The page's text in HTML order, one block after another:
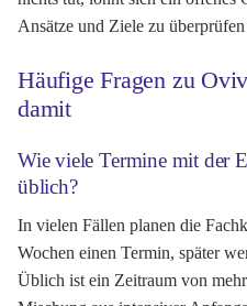
Ansätze und Ziele zu
Häufige Fragen zu
damit
Wie viele Termine mit der
üblich?
In vielen Fällen planen die
Wochen einen Termin, später
Üblich ist ein Zeitraum von